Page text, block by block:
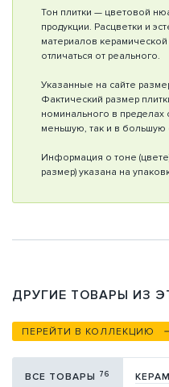
Тон плитки — цветовой
продукции. Расцветки и
материалов
отличаться от реального.
Указанные на сайте
Фактический размер
номинального в пределах
меньшую, так и в большую
Информация о тоне
размер) указана на
ДРУГИЕ ТОВАРЫ ИЗ
ПЕРЕЙТИ В КОЛЛЕКЦИЮ
ВСЕ ТОВАРЫ 76